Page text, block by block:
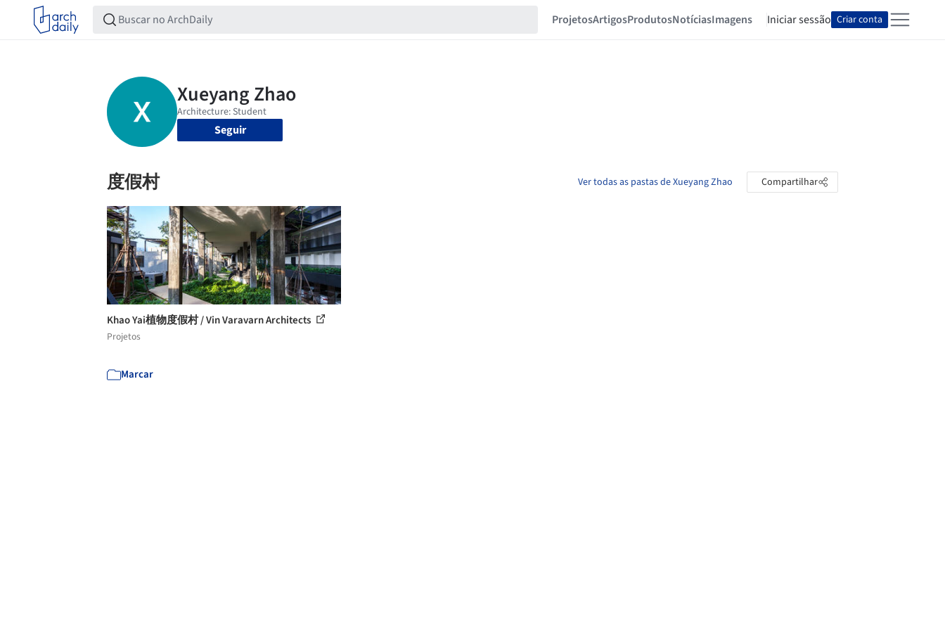
ProjetosArtigosProdutosNotíciasImagens Iniciar sessão Criar conta
Seguir
度假村 Ver todas as pastas de Xueyang Zhao Compartilhar
Khao Yai植物度假村 / Vin Varavarn Architects
Projetos
Marcar